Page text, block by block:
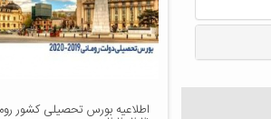
اطلاعیه بورس تحصیلی کشور